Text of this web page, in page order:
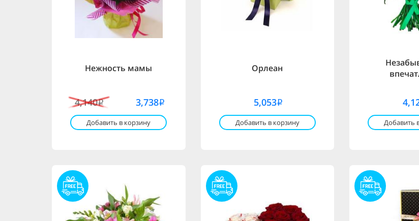
Нежность мамы
4,140i 3,738i
Добавить в корзину
Орлеан
5,053i
Добавить в корзину Добавить